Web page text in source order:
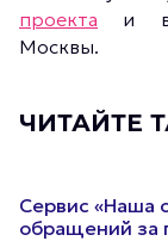
проекта и в
Москвы.
ЧИТАЙТЕ
Сервис «Наша
обращений за